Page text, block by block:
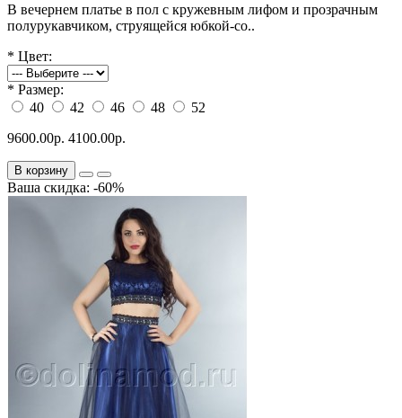
В вечернем платье в пол с кружевным лифом и прозрачным
полурукавчиком, струящейся юбкой-со..
* Цвет:
* Размер:
40
42 46 48
52
9600.00р. 4100.00р.
В корзину
Ваша скидка: -60%